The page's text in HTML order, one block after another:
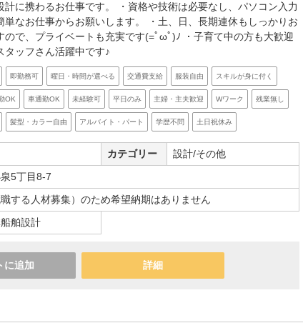
計に携わるお仕事です。 ・資格や技術は必要なし、パソコン入力
単なお仕事からお願いします。 ・土、日、長期連休もしっかりお
ので、プライベートも充実です(=ﾟωﾟ)ﾉ ・子育て中の方も大歓迎
ッフさん活躍中です♪
即勤務可 曜日・時間が選べる 交通費支給 服装自由 スキルが身に付く
OK 車通勤OK 未経験可 平日のみ 主婦・主夫歓迎 Wワーク 残業無し
髪型・カラー自由 アルバイト・パート 学歴不問 土日祝休み
カテゴリー
設計/その他
5丁目8-7
する人材募集）のため希望納期はありません
舶設計
に追加 詳細